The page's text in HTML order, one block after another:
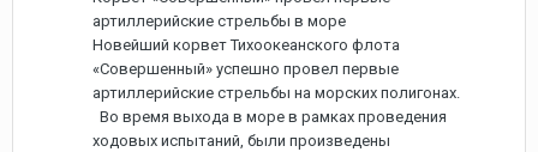
артиллерийские стрельбы в море
Новейший корвет Тихоокеанского флота
«Совершенный» успешно провел первые
артиллерийские стрельбы на морских полигонах.
Во время выхода в море в рамках проведения
ходовых испытаний, были произведены